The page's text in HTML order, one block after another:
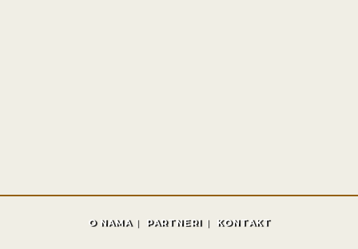
O NAMA PARTNERI KONTAKT